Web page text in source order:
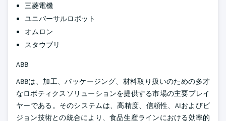
三菱電機
ユニバーサルロボット
オムロン
スタウブリ
ABB
ABBは、加工、パッケージング、材料取り扱いのための多才
なロボティクスソリューションを提供する市場の主要プレイ
ヤーである。そのシステムは、高精度、信頼性、AIおよびビ
ジョン技術との統合により、食品生産ラインにおける効率的